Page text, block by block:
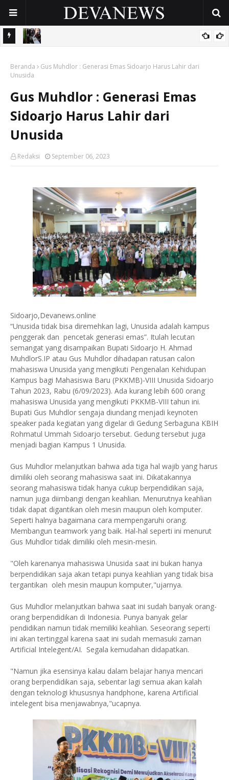
Wilayah Grati
Beranda
Gus Muhdlor : Generasi Emas Sidoarjo Harus Lahir dari
Unusida
Gus Muhdlor : Generasi Emas
Sidoarjo Harus Lahir dari
Unusida
Redaksi September 06, 2023
Sidoarjo,Devanews.online
“Unusida tidak bisa diremehkan lagi, Unusida adalah kampus
penggerak dan pencetak generasi emas”. Itulah lecutan
semangat yang disampaikan Bupati Sidoarjo H. Ahmad
MuhdlorS.IP atau Gus Muhdlor dihadapan ratusan calon
mahasiswa Unusida yang mengikuti Pengenalan Kehidupan
Kampus bagi Mahasiswa Baru (PKKMB)-VIII Unusida Sidoarjo
Tahun 2023, Rabu (6/09/2023). Ada kurang lebih 600 orang
mahasiswa Unusida yang mengikuti PKKMB-VIII tahun ini.
Bupati Gus Muhdlor sengaja diundang menjadi keynoten
speaker pada kegiatan yang digelar di Gedung Serbaguna KBIH
Rohmatul Ummah Sidoarjo tersebut. Gedung tersebut juga
menjadi bagian Kampus 1 Unusida.
Gus Muhdlor melanjutkan bahwa ada tiga hal wajib yang harus
dimiliki oleh seorang mahasiswa saat ini. Dikatakannya
seorang mahasiswa tidak hanya cukup berpendidikan saja,
namun juga diimbangi dengan keahlian. Menurutnya keahlian
tidak dapat digantikan oleh mesin maupun oleh komputer.
Seperti halnya bagaimana cara mempengaruhi orang.
Membangun teamwork yang baik. Hal-hal seperti ini menurut
Gus Muhdlor tidak dimiliki oleh mesin-mesin.
"Oleh karenanya mahasiswa Unusida saat ini bukan hanya
berpendidikan saja akan tetapi punya keahlian yang tidak bisa
tergantikan oleh mesin maupun komputer,"ujarnya.
Gus Muhdlor melanjutkan bahwa saat ini sudah banyak orang-
orang berpendidikan di Indonesia. Punya banyak gelar
pendidikan namun tidak memiliki keahlian. Seseorang seperti
ini akan tertinggal karena saat ini sudah memasuki zaman
Artificial Intelegent/AI. Segala kemudahan didapatkan.
"Namun jika esensinya kalau dalam belajar hanya mencari
orang berpendidikan saja, sebentar lagi semua akan kalah
dengan teknologi khususnya handphone, karena Artificial
intelegent bisa menjawabnya,"ucapnya.